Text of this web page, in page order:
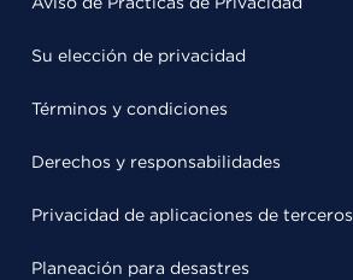
Su elección de privacidad
Términos y condiciones
Derechos y responsabilidades
Privacidad de aplicaciones de terceros
Planeación para desastres